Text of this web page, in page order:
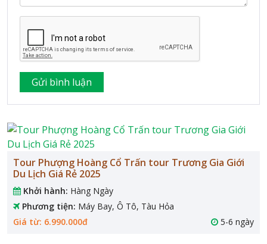
Tour Phượng Hoàng Cổ Trấn tour Trương Gia Giới
Du Lịch Giá Rẻ 2025
Khởi hành: Hàng Ngày
Phương tiện: Máy Bay, Ô Tô, Tàu Hỏa
Giá từ: 6.990.000đ
5-6 ngày